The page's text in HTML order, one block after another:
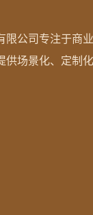
限公司专注于商
供场景化、定制